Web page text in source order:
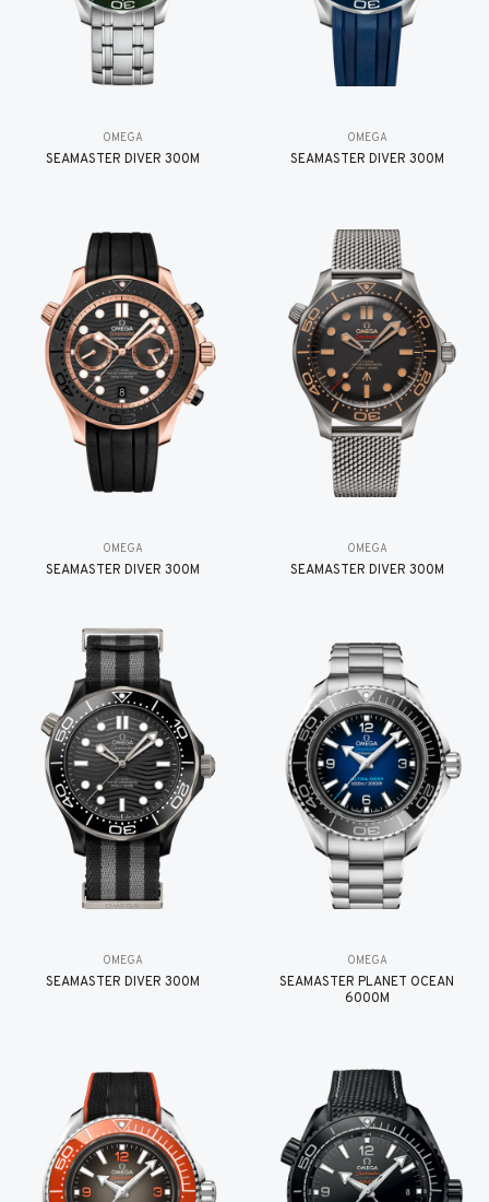
OMEGA
SEAMASTER DIVER 300M
OMEGA
SEAMASTER DIVER 300M
OMEGA
SEAMASTER DIVER 300M
OMEGA
SEAMASTER DIVER 300M
OMEGA
SEAMASTER DIVER 300M
OMEGA
SEAMASTER PLANET OCEAN
6000M